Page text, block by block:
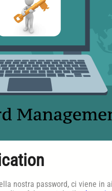
nostra password, ci viene in